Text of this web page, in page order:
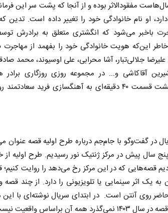
مفقودالاثر بوده و از آنجا که پشت سر این
او نام خانوادگی خود را تغییر داده است. تدین
باخبر می‌شود که انگشتری متعلق به برادرش
این‌که هویت خانوادگی خود را بفهمد از
جلالی‌تبار، آشا محرابی، علی اوسیوند، محمد
آقاکاشی و... در مجموعه روزی روزگاری برادر
کرده‌اند. این مجموعه در هشت قسمت ۴۰ دقیقه‌ای به آهنگسازی فرید
در گفت‌وگو با جام‌جم درباره طرح اولیه قصه عنوان
سال پیش در مرکز ژنتیک نور رسیدیم. طرح اولیه از
قصه‌هایی که در این مرکز رخ می‌دهد را روایت
یک اثر سینمایی یا تلویزیونی را دارد. از چند قصه
روی آنتن است. در ابتدای سریال نوشته‌ای با این
براساس واقعیت نیست.